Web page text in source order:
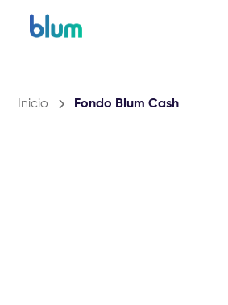
Inicio Fondo Blum Cash